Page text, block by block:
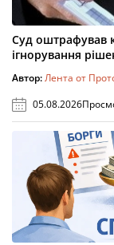
Суд оштрафував
ігнорування
Автор:Лента от
05.08.2026